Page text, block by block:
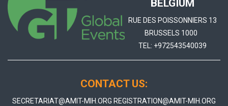
BELGIUM
RUE DES POISSONNIERS 13
BRUSSELS 1000
TEL: +972543540039
CONTACT US:
SECRETARIAT@AMIT-MIH.ORG REGISTRATION@AMIT-MIH.ORG